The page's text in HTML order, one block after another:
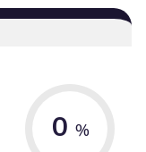
0 %